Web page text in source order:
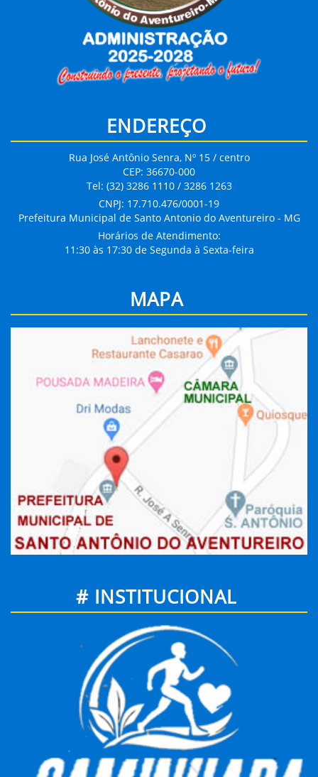
ENDEREÇO
Rua José Antônio Senra, Nº 15 / centro
CEP: 36670-000
Tel: (32) 3286 1110 / 3286 1263
CNPJ: 17.710.476/0001-19
Prefeitura Municipal de Santo Antonio do Aventureiro - MG
Horários de Atendimento:
11:30 às 17:30 de Segunda à Sexta-feira
MAPA
# INSTITUCIONAL